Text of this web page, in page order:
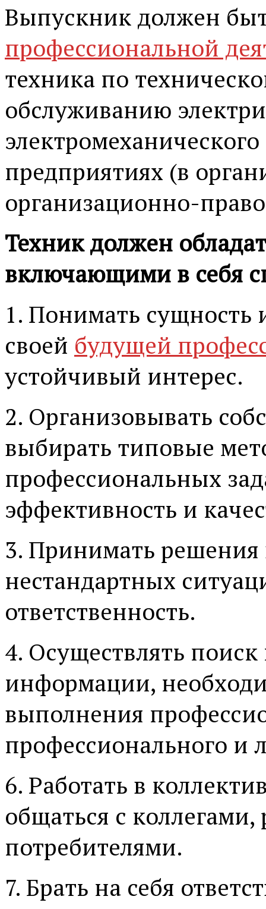
Выпускник должен
профессиональной
техника по
обслуживанию
предприятиях (в
организационно-
Техник должен
включающими в себя
1. Понимать сущность
своей будущей
устойчивый интерес.
2. Организовывать
выбирать типовые
профессиональных
эффективность и
3. Принимать решения
нестандартных
ответственность.
4. Осуществлять
информации,
выполнения
профессионального и
6. Работать в
общаться с коллегами,
потребителями.
7. Брать на себя